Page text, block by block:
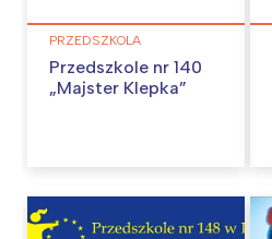
PRZEDSZKOLA
Przedszkole nr 140
„Majster Klepka”